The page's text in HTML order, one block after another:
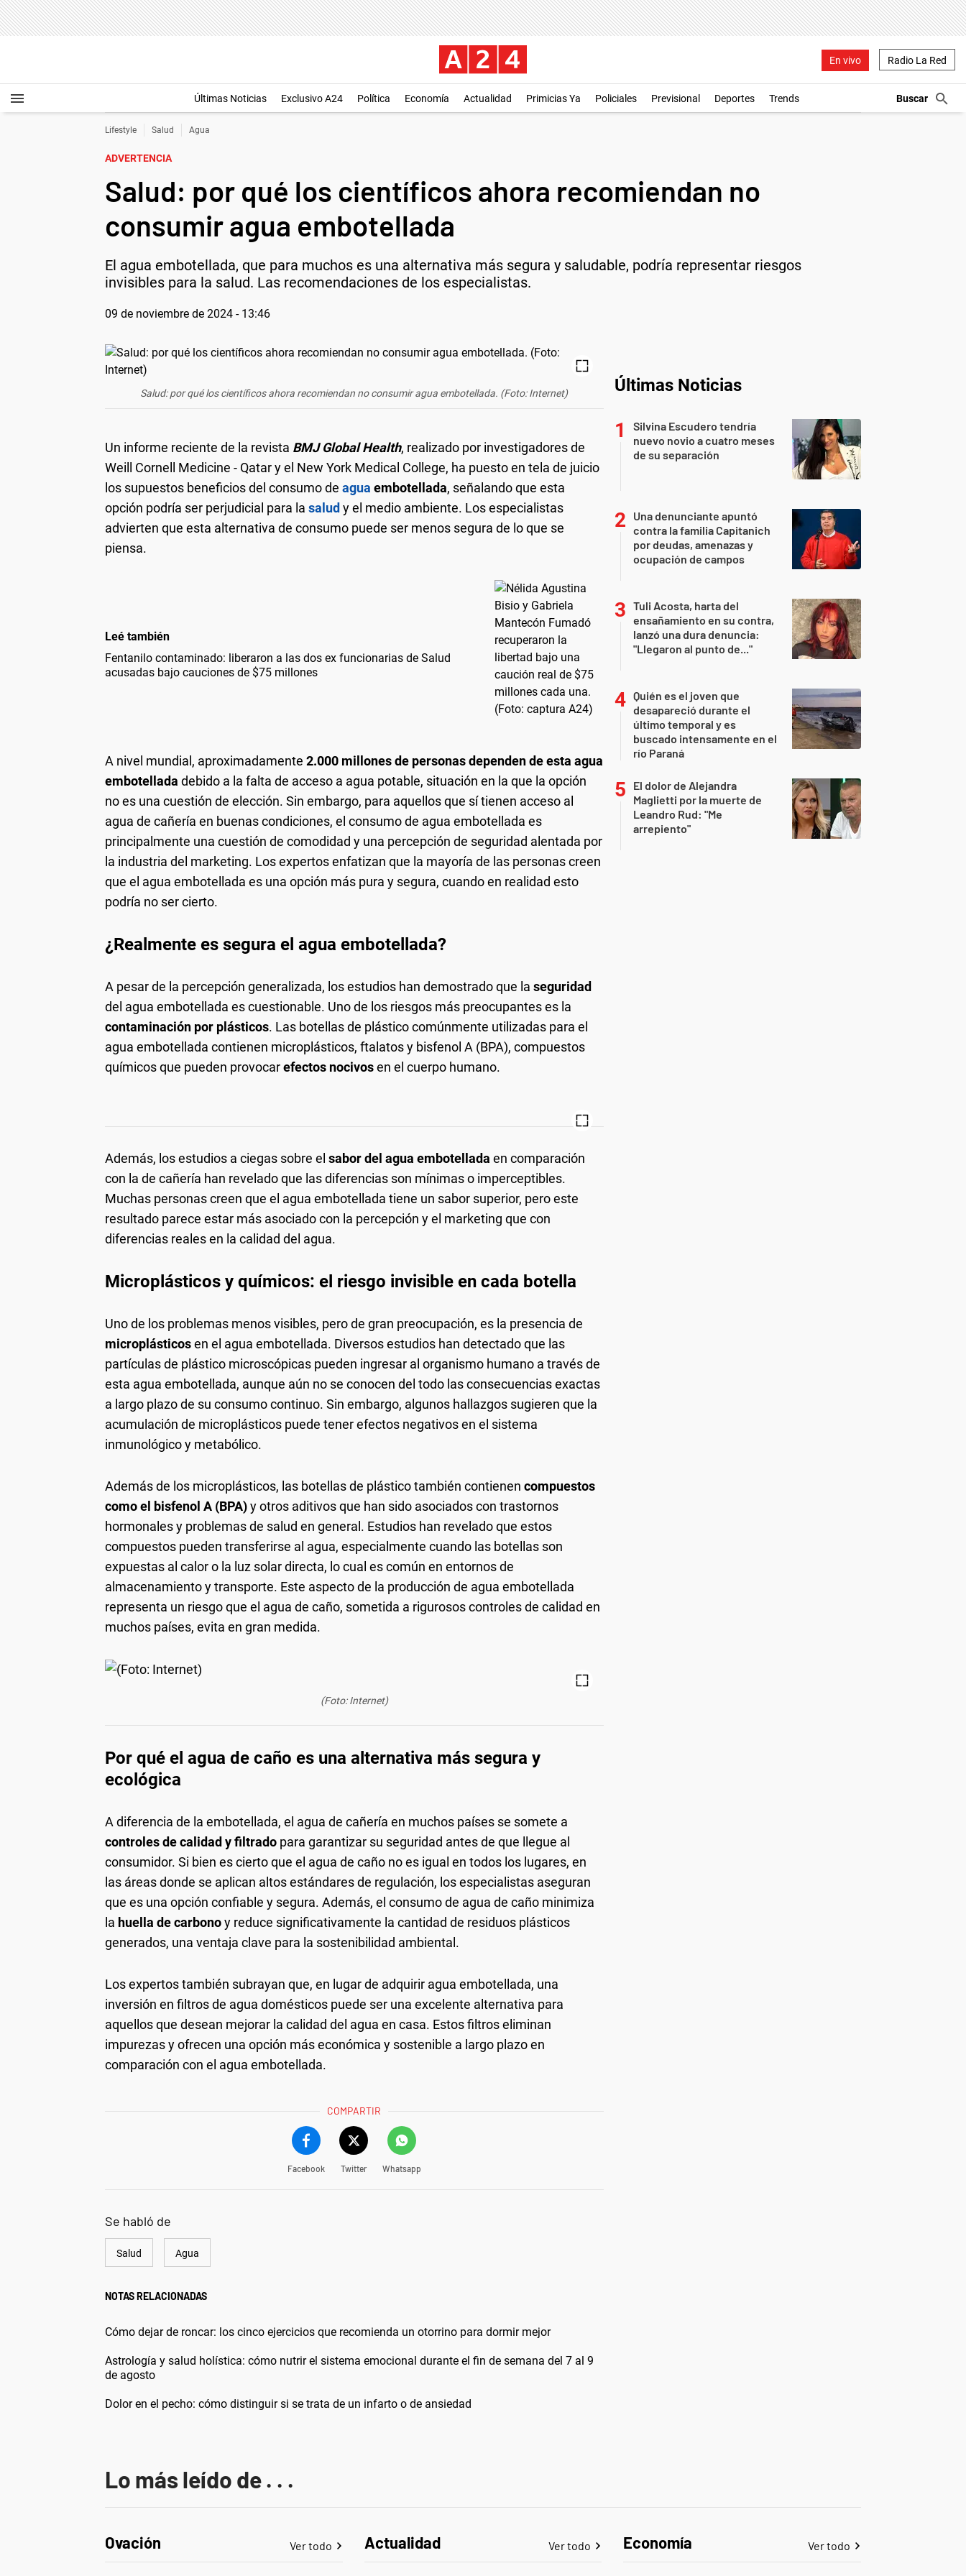
En vivo Radio La Red
Últimas Noticias Exclusivo A24 Política Economía Actualidad Primicias Ya Policiales Previsional Deportes Trends
Lifestyle Salud Agua
ADVERTENCIA
Salud: por qué los científicos ahora recomiendan no
consumir agua embotellada
El agua embotellada, que para muchos es una alternativa más segura y saludable, podría representar riesgos
invisibles para la salud. Las recomendaciones de los especialistas.
09 de noviembre de 2024 - 13:46
Salud: por qué los científicos ahora recomiendan no consumir agua embotellada. (Foto: Internet)
Un informe reciente de la revista BMJ Global Health, realizado por investigadores de
Weill Cornell Medicine - Qatar y el New York Medical College, ha puesto en tela de juicio
los supuestos beneficios del consumo de agua embotellada, señalando que esta
opción podría ser perjudicial para la salud y el medio ambiente. Los especialistas
advierten que esta alternativa de consumo puede ser menos segura de lo que se
piensa.
Leé también
Fentanilo contaminado: liberaron a las dos ex funcionarias de Salud
acusadas bajo cauciones de $75 millones
A nivel mundial, aproximadamente 2.000 millones de personas dependen de esta agua
embotellada debido a la falta de acceso a agua potable, situación en la que la opción
no es una cuestión de elección. Sin embargo, para aquellos que sí tienen acceso al
agua de cañería en buenas condiciones, el consumo de agua embotellada es
principalmente una cuestión de comodidad y una percepción de seguridad alentada por
la industria del marketing. Los expertos enfatizan que la mayoría de las personas creen
que el agua embotellada es una opción más pura y segura, cuando en realidad esto
podría no ser cierto.
¿Realmente es segura el agua embotellada?
A pesar de la percepción generalizada, los estudios han demostrado que la seguridad
del agua embotellada es cuestionable. Uno de los riesgos más preocupantes es la
contaminación por plásticos. Las botellas de plástico comúnmente utilizadas para el
agua embotellada contienen microplásticos, ftalatos y bisfenol A (BPA), compuestos
químicos que pueden provocarefectos nocivosen el cuerpo humano.
Además, los estudios a ciegas sobre el sabor del agua embotellada en comparación
con la de cañería han revelado que las diferencias son mínimas o imperceptibles.
Muchas personas creen que el agua embotellada tiene un sabor superior, pero este
resultado parece estar más asociado con la percepción y el marketing que con
diferencias reales en la calidad del agua.
Microplásticos y químicos: el riesgo invisible en cada botella
Uno de los problemas menos visibles, pero de gran preocupación, es la presencia de
microplásticosen el agua embotellada. Diversos estudios han detectado que las
partículas de plástico microscópicas pueden ingresar al organismo humano a través de
esta agua embotellada, aunque aún no se conocen del todo las consecuencias exactas
a largo plazo de su consumo continuo. Sin embargo, algunos hallazgos sugieren que la
acumulación de microplásticos puede tener efectos negativos en el sistema
inmunológico y metabólico.
Además de los microplásticos, las botellas de plástico también contienen compuestos
como el bisfenol A (BPA)y otros aditivos que han sido asociados con trastornos
hormonales y problemas de salud en general. Estudios han revelado que estos
compuestos pueden transferirse al agua, especialmente cuando las botellas son
expuestas al calor o la luz solar directa, lo cual es común en entornos de
almacenamiento y transporte. Este aspecto de la producción de agua embotellada
representa un riesgo que el agua de caño, sometida a rigurosos controles de calidad en
muchos países, evita en gran medida.
(Foto: Internet)
Por qué el agua de caño es una alternativa más segura y
ecológica
A diferencia de la embotellada, el agua de cañería en muchos países se somete a
controles de calidad y filtrado para garantizar su seguridad antes de que llegue al
consumidor. Si bien es cierto que el agua de caño no es igual en todos los lugares, en
las áreas donde se aplican altos estándares de regulación, los especialistas aseguran
que es una opción confiable y segura. Además, el consumo de agua de caño minimiza
la huella de carbonoy reduce significativamente la cantidad de residuos plásticos
generados, una ventaja clave para la sostenibilidad ambiental.
Los expertos también subrayan que, en lugar de adquirir agua embotellada, una
inversión en filtros de agua domésticos puede ser una excelente alternativa para
aquellos que desean mejorar la calidad del agua en casa. Estos filtros eliminan
impurezas y ofrecen una opción más económica y sostenible a largo plazo en
comparación con el agua embotellada.
COMPARTIR
Facebook Twitter Whatsapp
Se habló de
Salud Agua
NOTAS RELACIONADAS
Cómo dejar de roncar: los cinco ejercicios que recomienda un otorrino para dormir mejor
Astrología y salud holística: cómo nutrir el sistema emocional durante el fin de semana del 7 al 9
de agosto
Dolor en el pecho: cómo distinguir si se trata de un infarto o de ansiedad
Últimas Noticias
Silvina Escudero tendría
nuevo novio a cuatro meses
de su separación
Una denunciante apuntó
contra la familia Capitanich
por deudas, amenazas y
ocupación de campos
Tuli Acosta, harta del
ensañamiento en su contra,
lanzó una dura denuncia:
"Llegaron al punto de..."
Quién es el joven que
desapareció durante el
último temporal y es
buscado intensamente en el
río Paraná
El dolor de Alejandra
Maglietti por la muerte de
Leandro Rud: "Me
arrepiento"
Lo más leído de . . .
Ovación Ver todo Actualidad Ver todo Economía Ver todo